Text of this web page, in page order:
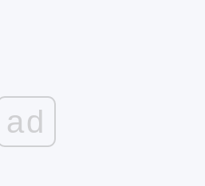
ad